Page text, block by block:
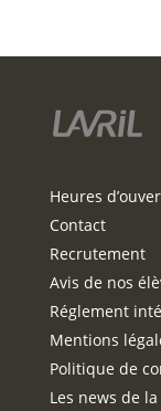
Heures
Contact
Recrutement
Avis de nos
Réglement
Mentions
Politique de
Les news de